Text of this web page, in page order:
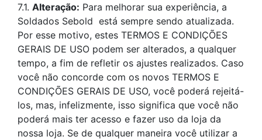
7.1. Alteração: Para melhorar sua experiência, a
Soldados Sebold está sempre sendo atualizada.
Por esse motivo, estes TERMOS E CONDIÇÕES
GERAIS DE USO podem ser alterados, a qualquer
tempo, a fim de refletir os ajustes realizados. Caso
você não concorde com os novos TERMOS E
CONDIÇÕES GERAIS DE USO, você poderá rejeitá-
los, mas, infelizmente, isso significa que você não
poderá mais ter acesso e fazer uso da loja da
nossa loja. Se de qualquer maneira você utilizar a